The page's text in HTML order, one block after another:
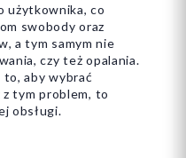
użytkownika, co
swobody oraz
a tym samym nie
czy też opalania.
aby wybrać
z tym problem, to
obsługi.